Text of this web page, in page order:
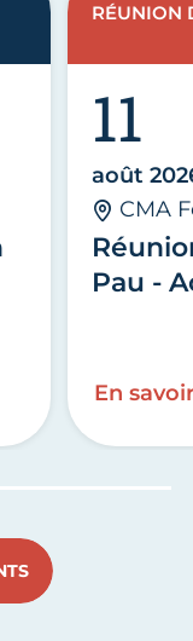
Pau -
11
août
CMA
En
RÉUNION